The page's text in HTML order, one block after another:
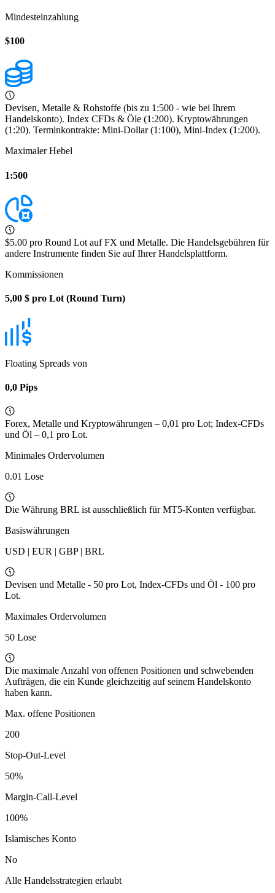
Mindesteinzahlung
$100
Devisen, Metalle & Rohstoffe (bis zu 1:500 - wie bei Ihrem
Handelskonto). Index CFDs & Öle (1:200). Kryptowährungen
(1:20). Terminkontrakte: Mini-Dollar (1:100), Mini-Index (1:200).
Maximaler Hebel
1:500
$5.00 pro Round Lot auf FX und Metalle. Die Handelsgebühren für
andere Instrumente finden Sie auf Ihrer Handelsplattform.
Kommissionen
5,00 $ pro Lot (Round Turn)
Floating Spreads von
0,0 Pips
Forex, Metalle und Kryptowährungen – 0,01 pro Lot; Index-CFDs
und Öl – 0,1 pro Lot.
Minimales Ordervolumen
0.01 Lose
Die Währung BRL ist ausschließlich für MT5-Konten verfügbar.
Basiswährungen
USD | EUR | GBP | BRL
Devisen und Metalle - 50 pro Lot, Index-CFDs und Öl - 100 pro
Lot.
Maximales Ordervolumen
50 Lose
Die maximale Anzahl von offenen Positionen und schwebenden
Aufträgen, die ein Kunde gleichzeitig auf seinem Handelskonto
haben kann.
Max. offene Positionen
200
Stop-Out-Level
50%
Margin-Call-Level
100%
Islamisches Konto
No
Alle Handelsstrategien erlaubt